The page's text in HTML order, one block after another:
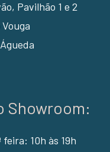
Pavilhão 1 e 2
Showroom:
feira: 10h às 19h